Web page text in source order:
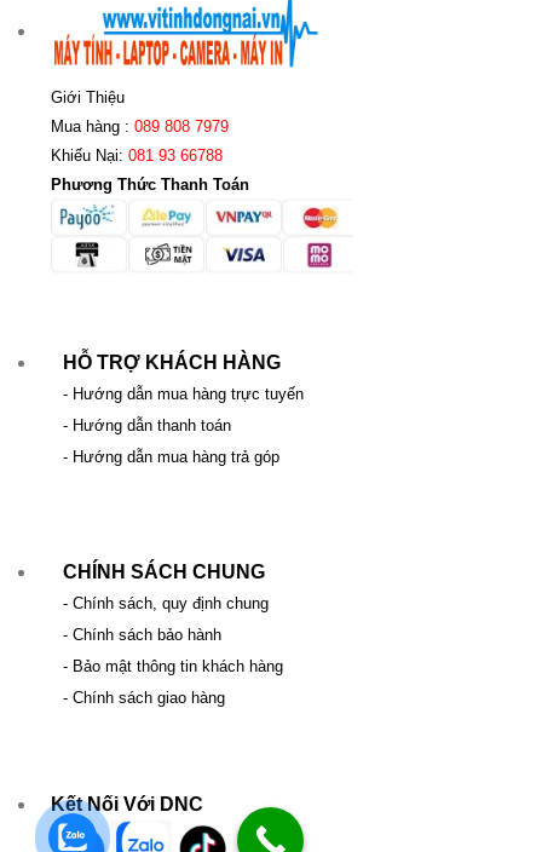
Giới Thiệu
Mua hàng : 089 808 7979
Khiếu Nại: 081 93 66788
Phương Thức Thanh Toán
HỖ TRỢ KHÁCH HÀNG
- Hướng dẫn mua hàng trực tuyến
- Hướng dẫn thanh toán
- Hướng dẫn mua hàng trả góp
CHÍNH SÁCH CHUNG
- Chính sách, quy định chung
- Chính sách bảo hành
- Bảo mật thông tin khách hàng
- Chính sách giao hàng
Kết Nối Với DNC